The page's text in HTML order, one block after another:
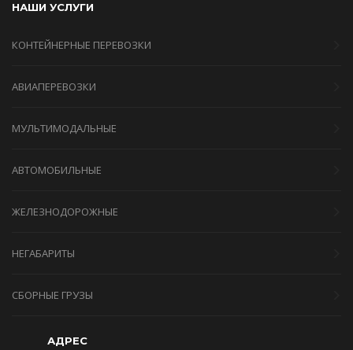
НАШИ УСЛУГИ
КОНТЕЙНЕРНЫЕ ПЕРЕВОЗКИ
АВИАПЕРЕВОЗКИ
МУЛЬТИМОДАЛЬНЫЕ
АВТОМОБИЛЬНЫЕ
ЖЕЛЕЗНОДОРОЖНЫЕ
НЕГАБАРИТЫ
СБОРНЫЕ ГРУЗЫ
АДРЕС